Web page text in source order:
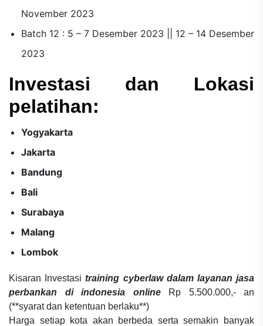
November 2023
Batch 12 : 5 – 7 Desember 2023 || 12 – 14 Desember
2023
Investasi dan Lokasi
pelatihan:
Yogyakarta
Jakarta
Bandung
Bali
Surabaya
Malang
Lombok
Kisaran Investasi training cyberlaw dalam layanan jasa
perbankan di indonesia online
Rp 5.500.000,- an
(**syarat dan ketentuan berlaku**)
Harga setiap kota akan berbeda serta semakin banyak